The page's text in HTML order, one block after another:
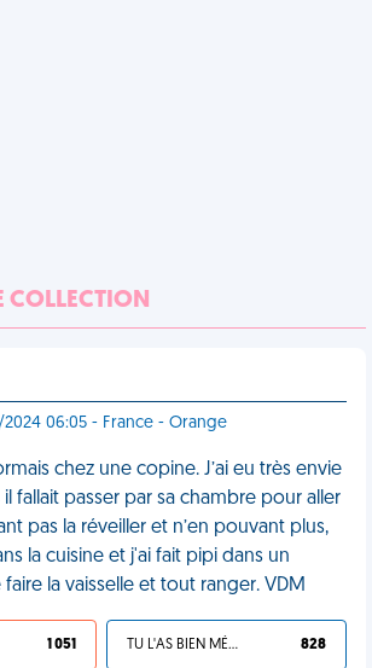
COLLECTION
06:05 - France - Orange
chez une copine. J’ai eu très envie
fallait passer par sa chambre pour aller
pas la réveiller et n’en pouvant plus,
la cuisine et j'ai fait pipi dans un
faire la vaisselle et tout ranger. VDM
1 051 TU L'AS BIEN MÉRITÉ 828